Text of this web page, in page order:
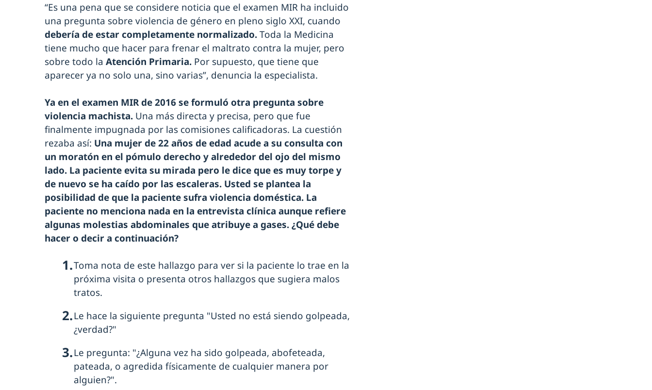
“Es una pena que se considere noticia que el examen MIR ha incluido
una pregunta sobre violencia de género en pleno siglo XXI, cuando
debería de estar completamente normalizado.Toda la Medicina
tiene mucho que hacer para frenar el maltrato contra la mujer, pero
sobre todo la Atención Primaria. Por supuesto, que tiene que
aparecer ya no solo una, sino varias”, denuncia la especialista.
Ya en el examen MIR de 2016 se formuló otra pregunta sobre
violencia machista. Una más directa y precisa, pero que fue
finalmente impugnada por las comisiones calificadoras. La cuestión
rezaba así: Una mujer de 22 años de edad acude a su consulta con
un moratón en el pómulo derecho y alrededor del ojo del mismo
lado. La paciente evita su mirada pero le dice que es muy torpe y
de nuevo se ha caído por las escaleras. Usted se plantea la
posibilidad de que la paciente sufra violencia doméstica. La
paciente no menciona nada en la entrevista clínica aunque refiere
algunas molestias abdominales que atribuye a gases. ¿Qué debe
hacer o decir a continuación?
Toma nota de este hallazgo para ver si la paciente lo trae en la
próxima visita o presenta otros hallazgos que sugiera malos
tratos.
Le hace la siguiente pregunta "Usted no está siendo golpeada,
¿verdad?"
Le pregunta: "¿Alguna vez ha sido golpeada, abofeteada,
pateada, o agredida físicamente de cualquier manera por
alguien?".